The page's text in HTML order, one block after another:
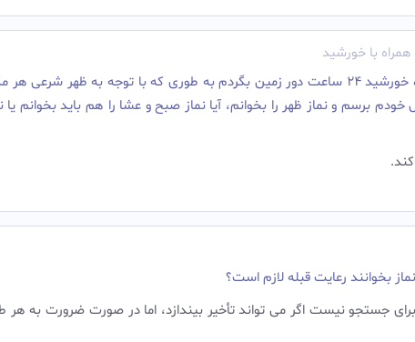
با خورشید
اگر موقع اذان ظهر، سوار بر هواپیما بشوم و همراه خورشید 24 ساعت دور زمین بگردم به طوری که با توجه به ظهر شرعی
برسم و نماز ظهر را بخوانم، آیا نماز صبح و عشا را هم باید بخوانم یا
بخوانند رعایت قبله لازم است؟
جستجو نیست اگر می تواند تأخیر بیندازد، اما در صورت ضرورت به هر